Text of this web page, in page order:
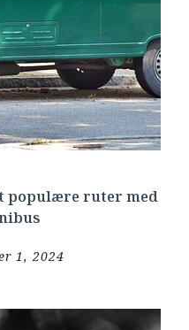
populære ruter med
1, 2024